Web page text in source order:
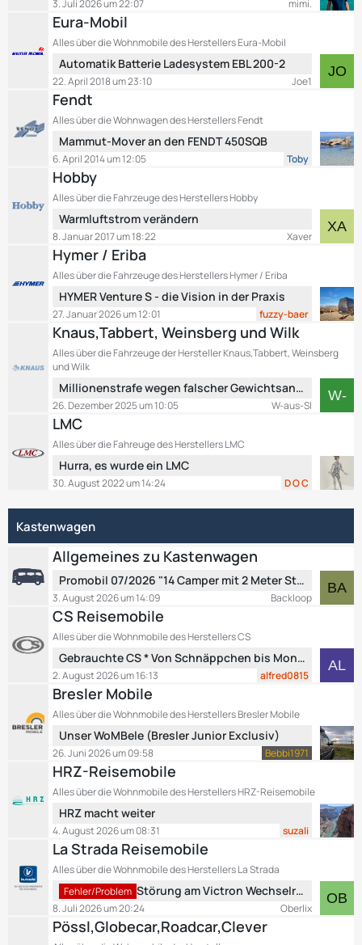
ä
g
e
B
e
ä
g
e
t
z
t
B
e
ä
g
e
mimi.
3. Juli 2026 um 22:07
Eura-Mobil
Alles über die Wohnmobile des Herstellers Eura-Mobil
e
t
z
t
B
e
ä
g
e
Automatik Batterie Ladesystem EBL 200-2
Joe1
22. April 2018 um 23:10
Fendt
Alles über die Wohnwagen des Herstellers Fendt
e
t
z
t
B
e
ä
g
e
Mammut-Mover an den FENDT 450SQB
Toby
6. April 2014 um 12:05
Hobby
Alles über die Fahrzeuge des Herstellers Hobby
e
t
z
t
B
e
t
g
e
Warmluftstrom verändern
Xaver
8. Januar 2017 um 18:22
Hymer / Eriba
Alles über die Fahrzeuge des Herstellers Hymer / Eriba
e
t
z
t
e
e
i
t
g
HYMER Venture S - die Vision in der Praxis
fuzzy-baer
27. Januar 2026 um 12:01
Knaus,Tabbert, Weinsberg und Wilk
Alles über die Fahrzeuge der Hersteller Knaus,Tabbert, Weinsberg
und Wilk
e
t
z
t
B
t
r
ä
e
Millionenstrafe wegen falscher Gewichtsangaben
W-aus-SI
26. Dezember 2025 um 10:05
LMC
Alles über die Fahreuge des Herstellers LMC
e
z
t
e
B
i
t
r
ä
e
Hurra, es wurde ein LMC
D O C
30. August 2022 um 14:24
Kastenwagen
Allgemeines zu Kastenwagen
e
t
z
t
B
e
ä
g
e
Promobil 07/2026 "14 Camper mit 2 Meter Stehhöhe" und Promobil 07/2026 EXTRA: "Mercedes-Camper für alle Fälle"
Backloop
3. August 2026 um 14:09
CS Reisemobile
Alles über die Wohnmobile des Herstellers CS
e
t
z
t
B
e
ä
g
e
Gebrauchte CS * Von Schnäppchen bis Mondpreis.
alfred0815
2. August 2026 um 16:13
Bresler Mobile
Alles über die Wohnmobile des Herstellers Bresler Mobile
e
t
z
t
B
e
ä
g
Unser WoMBele (Bresler Junior Exclusiv)
Bebbi1971
26. Juni 2026 um 09:58
HRZ-Reisemobile
Alles über die Wohnmobile des Herstellers HRZ-Reisemobile
e
t
z
t
B
e
HRZ macht weiter
suzali
4. August 2026 um 08:31
La Strada Reisemobile
Alles über die Wohnmobile des Herstellers La Strada
e
t
z
Fehler/Problem Störung am Victron Wechselrichter
Oberlix
8. Juli 2026 um 20:24
Pössl,Globecar,Roadcar,Clever